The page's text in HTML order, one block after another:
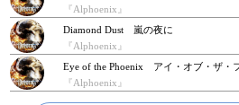
『Alphoenix』
Diamond Dust 嵐の夜に
『Alphoenix』
Eye of the Phoenix アイ・オブ・ザ・
『Alphoenix』